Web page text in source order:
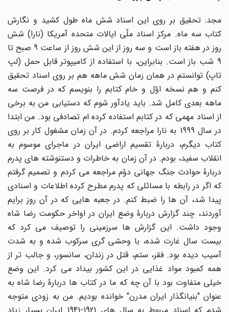
مجد: تحقیق بر روی این اسناد شش ماه طول کشید و نگارش
کتاب سه ماه. مرکز اسناد ملّی ایالات متحده آمریکا (نارا) شش
روز در هفته باز است و سه روز از این شش روز از ساعت 9 صبح تا
9 شب باز است. بنابراین، با استفاده از کامیپوتر قابل حمل (لپ
تاپ) توانستم در همان زمان شش ماهه هم بر روی اسناد تحقیق
کنم و هم نسخه اوّل و خام کتابم را بنویسم که در فرصت سه
ماهه بعدی کامل شد. باید یادآور شوم که دستیابی من به برخی
از اسناد مهمی که در کتابم استفاده کرده ام تصادفی بود. من ابتدا
در سال 1999 به نارا مراجعه کردم. در آن زمان مشغول کار بر روی
کتاب دیگرم، دربارۀ تقسیم اراضی ایران در ماجرای موسوم به
انقلاب سفید، بودم. در آن زمان به خاطرات و دستنوشته های پدرم
دربارۀ حوادث جنگ جهانی دوّم مراجعه می کردم و تصمیم گرفتم
که اگر در رابطه با مسائلی که پدرم مطرح کرده اطلاعات و اسنادی
پیدا شد، آن ها را ضبط کنم. در جعبه هایی که در آن روز برایم
آوردند، چند گزارش دربارۀ وضع ایران در اواخر حکومت رضا شاه
وجود داشت. این گزارش ها سرزمینی را توصیف می کرد که
بیست سال غارت شده، با وحشی گری سرکوب شده و به شدت
آسیب دیده بود. فقر، ستم، قتل در زندان، سانسور، و جالب تر از
همه کمبود مواد غذایی در این کشور بیداد می کرد. این وضع
خیلی متفاوت بود با آن چه که ما در کتاب ها دربارۀ رضا شاه به
عنوان "بنیانگذار ایران مدرن" خوانده بودیم. من به زودی متوجه